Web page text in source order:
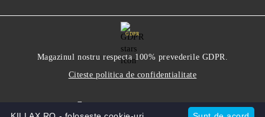
GDPR
Magazinul nostru respecta 100% prevederile GDPR.
Citeste politica de confidentialitate